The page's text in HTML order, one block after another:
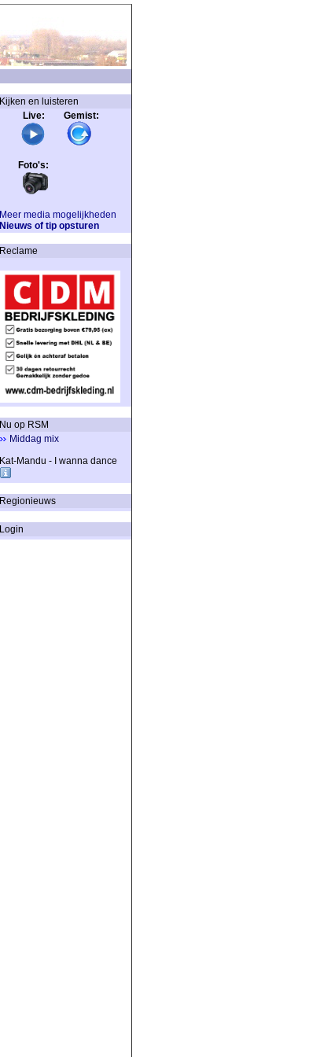
Kijken en luisteren
Live: Gemist:
Foto's:
Meer media mogelijkheden
Nieuws of tip opsturen
Reclame
Nu op RSM
Middag mix
Kat-Mandu - I wanna dance
Regionieuws
Login